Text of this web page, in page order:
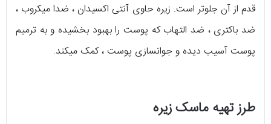
قدم از آن جلوتر است. زیره حاوی آنتی اکسیدان ، ضدا میکروب ،
ضد باکتری ، ضد التهاب که پوست را بهبود بخشیده و به ترمیم
پوست آسیب دیده و جوانسازی پوست ، کمک میکند.
طرز تهیه ماسک زیره